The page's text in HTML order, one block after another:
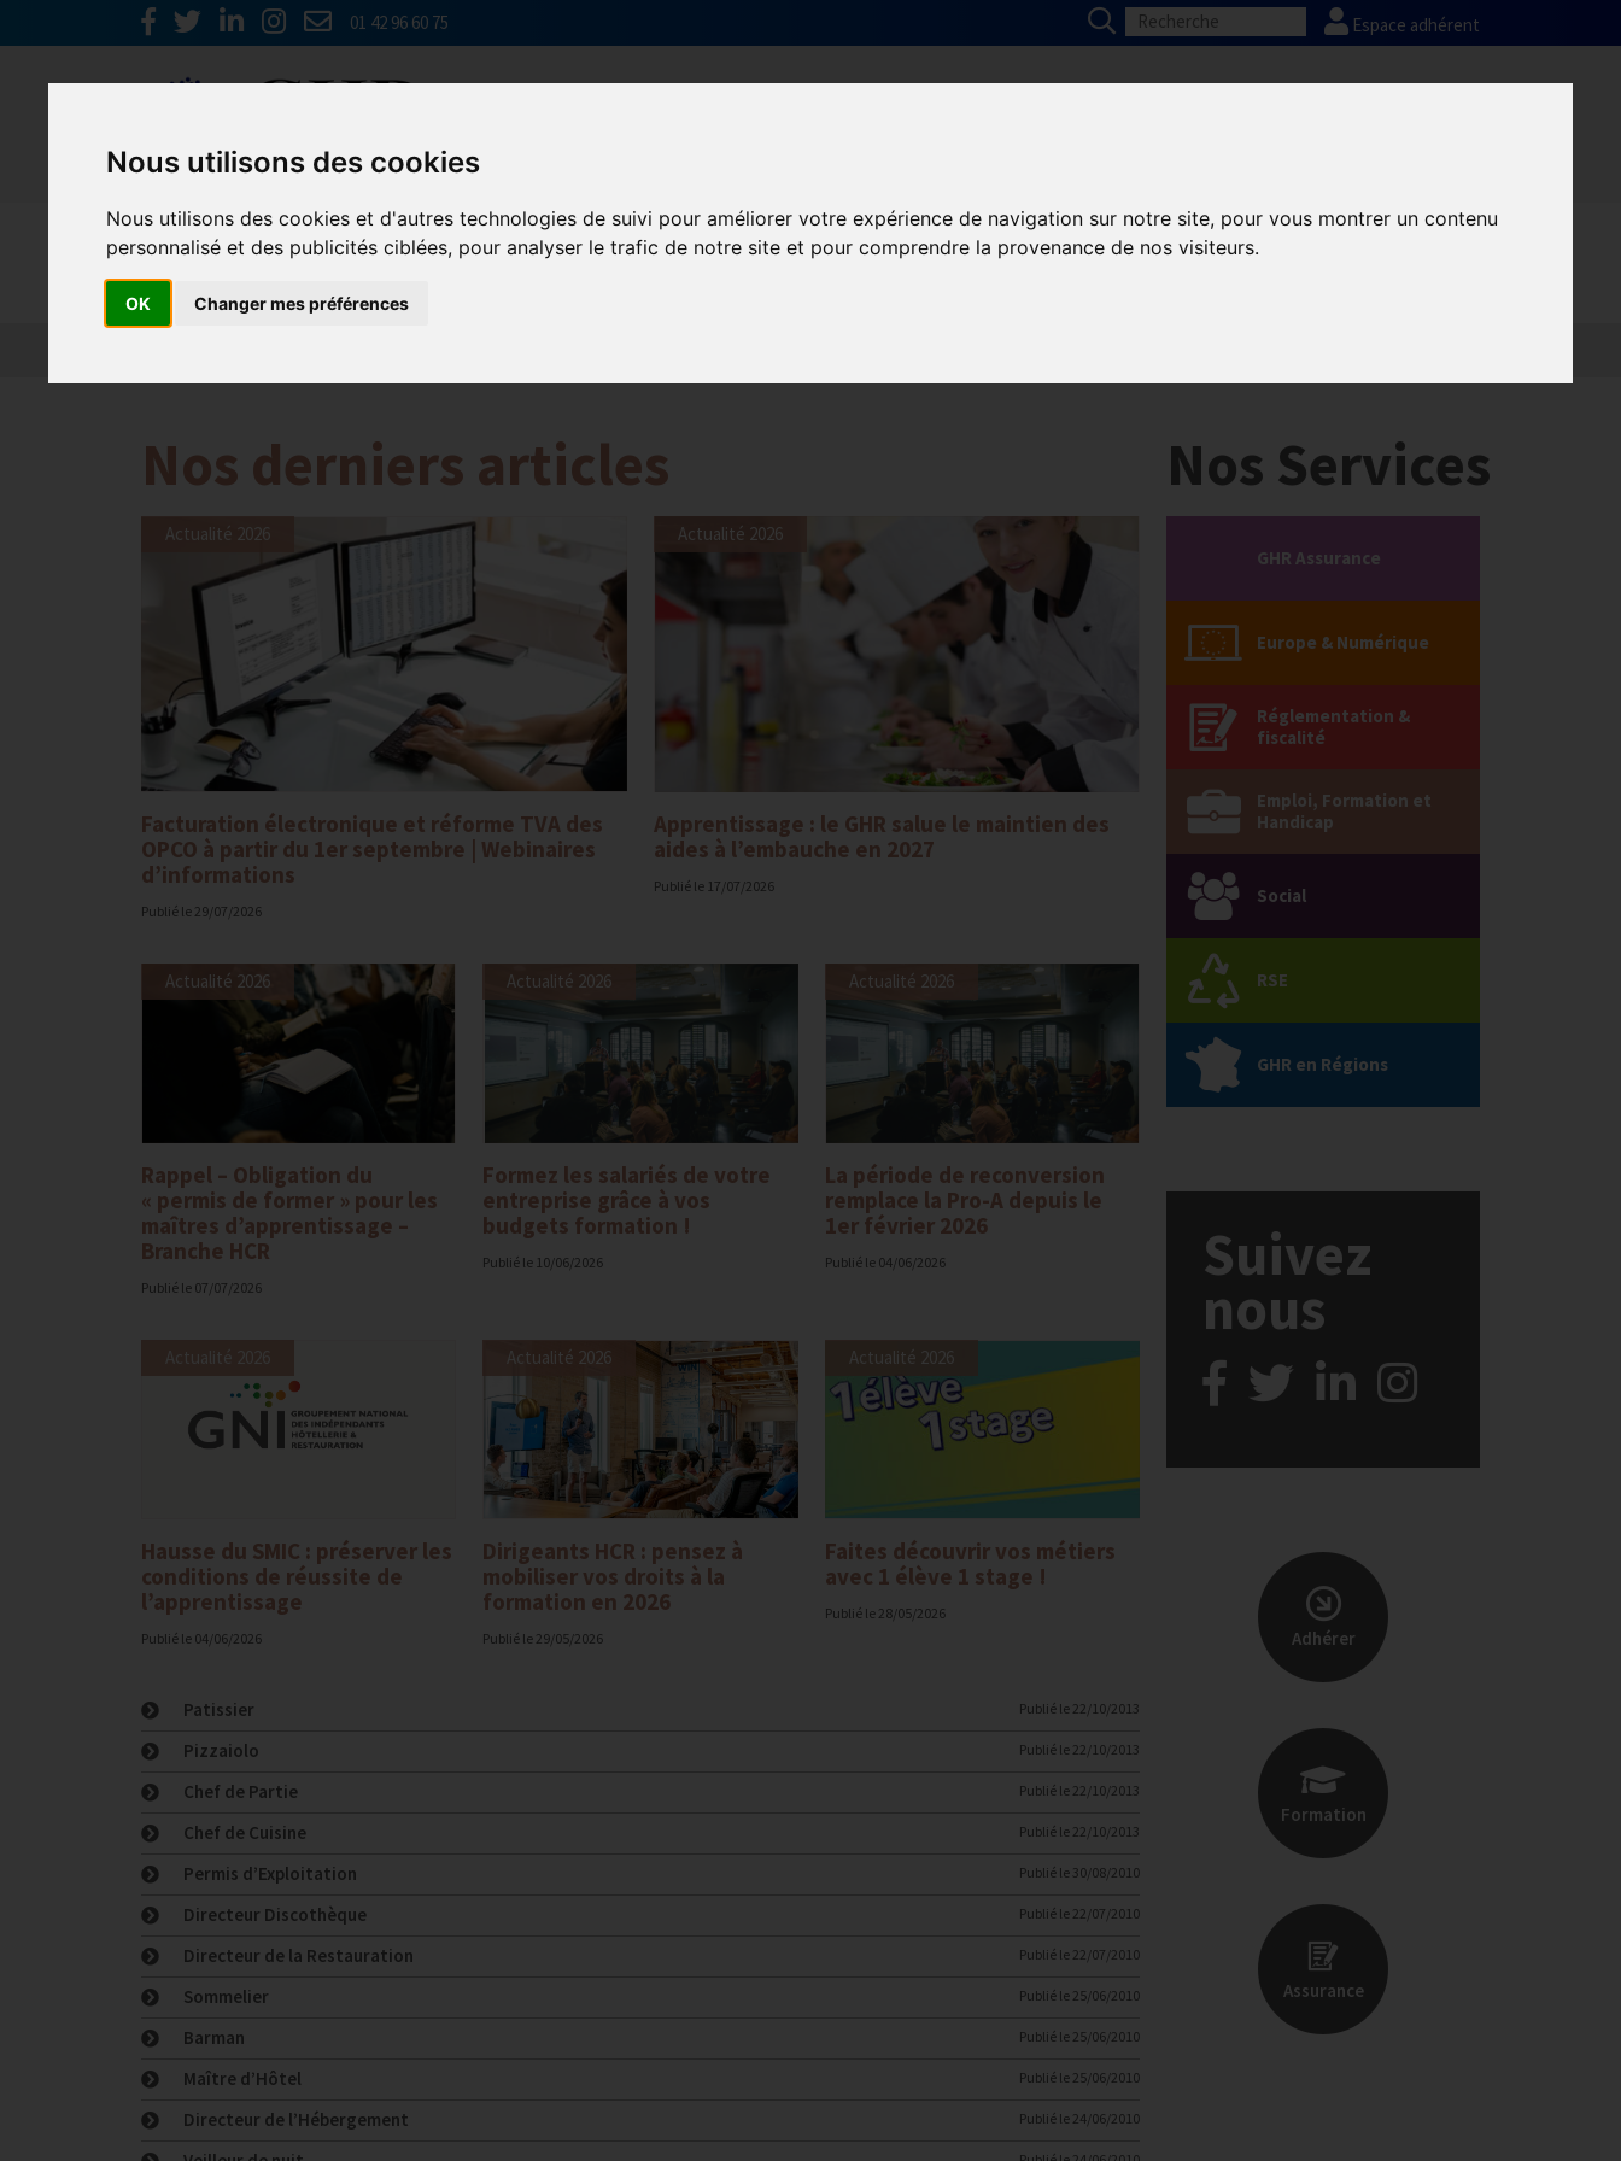
Nous utilisons des cookies
Nous utilisons des cookies et d'autres technologies de suivi pour améliorer votre expérience de navigation sur notre site, pour vous montrer un contenu
personnalisé et des publicités ciblées, pour analyser le trafic de notre site et pour comprendre la provenance de nos visiteurs.
OK Changer mes préférences
01 42 96 60 75 Espace adhérent
Emploi, Formation et Handicap
Nos derniers articles
Facturation électronique et réforme TVA des
OPCO à partir du 1er septembre | Webinaires
d’informations
Publié le 29/07/2026
Actualité 2026
Apprentissage : le GHR salue le maintien des
aides à l’embauche en 2027
Publié le 17/07/2026
Actualité 2026
Rappel – Obligation du
« permis de former » pour les
maîtres d’apprentissage –
Branche HCR
Publié le 07/07/2026
Actualité 2026
Formez les salariés de votre
entreprise grâce à vos
budgets formation !
Publié le 10/06/2026
Actualité 2026
La période de reconversion
remplace la Pro-A depuis le
1er février 2026
Publié le 04/06/2026
Actualité 2026
Hausse du SMIC : préserver les
conditions de réussite de
l’apprentissage
Publié le 04/06/2026
Actualité 2026
Dirigeants HCR : pensez à
mobiliser vos droits à la
formation en 2026
Publié le 29/05/2026
Actualité 2026
Faites découvrir vos métiers
avec 1 élève 1 stage !
Publié le 28/05/2026
Actualité 2026
Patissier Publié le 22/10/2013
Pizzaiolo Publié le 22/10/2013
Chef de Partie Publié le 22/10/2013
Chef de Cuisine Publié le 22/10/2013
Permis d’Exploitation Publié le 30/08/2010
Directeur Discothèque Publié le 22/07/2010
Directeur de la Restauration Publié le 22/07/2010
Sommelier Publié le 25/06/2010
Barman Publié le 25/06/2010
Maître d’Hôtel Publié le 25/06/2010
Directeur de l’Hébergement Publié le 24/06/2010
Nos Services
GHR Assurance
Europe & Numérique
Réglementation &
fiscalité
Emploi, Formation et
Handicap
Social
RSE
GHR en Régions
Suivez
nous
Adhérer
Formation
Assurance